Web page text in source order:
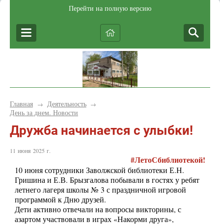
Перейти на полную версию
Главная → Деятельность →
День за днем. Новости
Дружба начинается с улыбки!
11 июня 2025 г.
#ЛетоСбиблиотекой!
10 июня сотрудники Заволжской библиотеки Е.Н.
Гришина и Е.В. Брызгалова побывали в гостях у ребят
летнего лагеря школы № 3 с праздничной игровой
программой к Дню друзей.
Дети активно отвечали на вопросы викторины, с
азартом участвовали в играх «Накорми друга»,